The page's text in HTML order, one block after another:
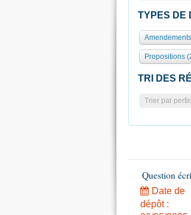
TYPES DE
Propositions
TRI DES
Trier par
Question
Date de
dépôt :